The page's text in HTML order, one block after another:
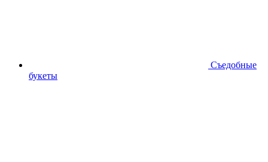
Съедобные
букеты